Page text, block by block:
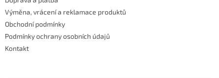
Výměna, vrácení a reklamace produktů
Obchodní podmínky
Podmínky ochrany osobních údajů
Kontakt